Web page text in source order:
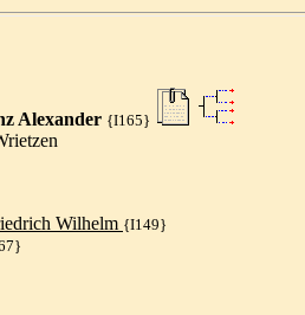
Alexander {I165}
Wilhelm {I149}